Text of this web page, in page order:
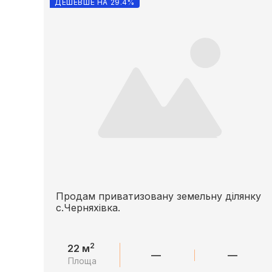
ДЕШЕВШЕ НА 29.4%
Продам приватизовану земельну ділянку
с.Черняхівка.
22 м2
Площа — —